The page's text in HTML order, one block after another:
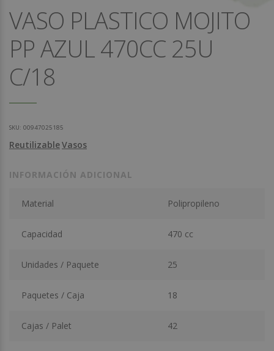
VASO PLASTICO MOJITO
PP AZUL 470CC 25U
C/18
SKU: 00947025185
ReutilizableVasos
INFORMACIÓN ADICIONAL
Material Polipropileno
Capacidad 470 cc
Unidades / Paquete 25
Paquetes / Caja 18
Cajas / Palet 42